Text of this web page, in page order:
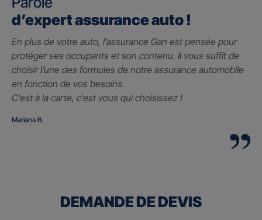
d’expert assurance auto !
En plus de votre auto, l’assurance Gan est pensée pour
protéger ses occupants et son contenu. Il vous suffit de
choisir l’une des formules de notre assurance automobile
en fonction de vos besoins.
C’est à la carte, c‘est vous qui choisissez !
Mariana B.
DEMANDE DE DEVIS